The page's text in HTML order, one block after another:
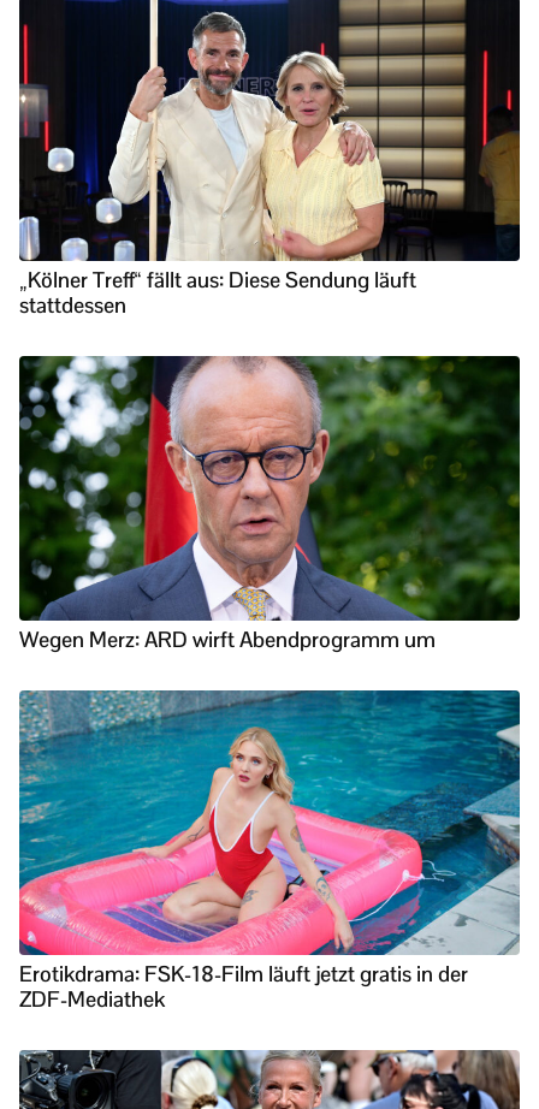
„Kölner Treff“ fällt aus: Diese Sendung läuft
stattdessen
Wegen Merz: ARD wirft Abendprogramm um
Erotikdrama: FSK-18-Film läuft jetzt gratis in der
ZDF-Mediathek